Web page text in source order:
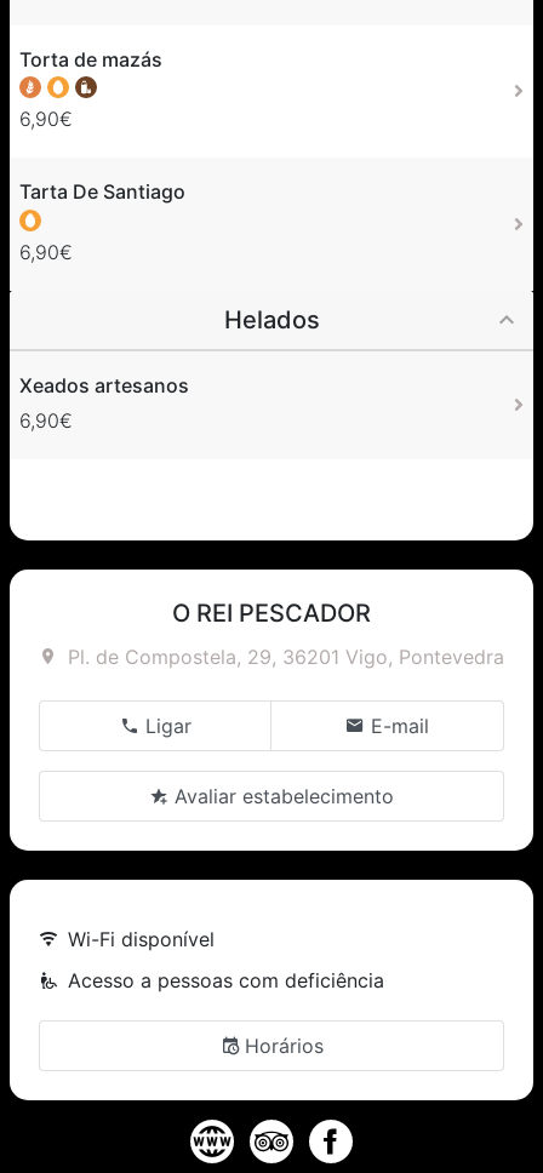
Torta de mazás
6,90€
Tarta De Santiago
6,90€
Helados
Xeados artesanos
6,90€
O REI PESCADOR
Pl. de Compostela, 29, 36201 Vigo, Pontevedra
Ligar E-mail
Avaliar estabelecimento
Wi-Fi disponível
Acesso a pessoas com deficiência
Horários